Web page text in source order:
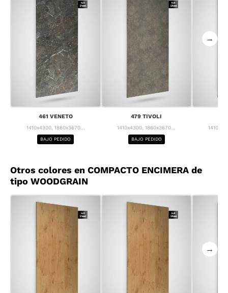
461 VENETO
1410x4300, 1860x3670...
BAJO PEDIDO
479 TIVOLI
1410x4300, 1860x3670...
BAJO PEDIDO
→
Otros colores en COMPACTO ENCIMERA de
tipo WOODGRAIN
→